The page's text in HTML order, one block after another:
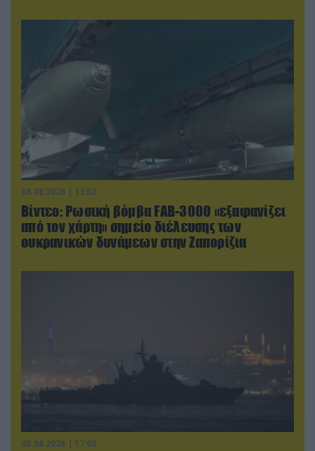
08.08.2026 | 13:02
Βίντεο: Ρωσική βόμβα FAB-3000 «εξαφανίζει
από τον χάρτη» σημείο διέλευσης των
ουκρανικών δυνάμεων στην Ζαπορίζια
08.08.2026 | 17:02